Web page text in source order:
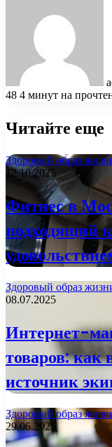
48 4 минут на
Читайте еще
Здоровый образ
12.10.2025
Фитнес в
подходящий
Здоровый образ
08.07.2025
Интернет-
товаров:
источник
Здоровый образ
29.06.2025